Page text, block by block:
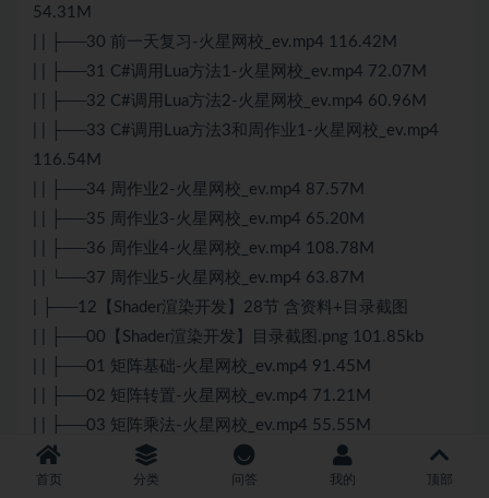
54.31M
| | ├──30 前一天复习-火星网校_ev.mp4 116.42M
| | ├──31 C#调用Lua方法1-火星网校_ev.mp4 72.07M
| | ├──32 C#调用Lua方法2-火星网校_ev.mp4 60.96M
| | ├──33 C#调用Lua方法3和周作业1-火星网校_ev.mp4
116.54M
| | ├──34 周作业2-火星网校_ev.mp4 87.57M
| | ├──35 周作业3-火星网校_ev.mp4 65.20M
| | ├──36 周作业4-火星网校_ev.mp4 108.78M
| | └──37 周作业5-火星网校_ev.mp4 63.87M
| ├──12【Shader渲染开发】28节 含资料+目录截图
| | ├──00【Shader渲染开发】目录截图.png 101.85kb
| | ├──01 矩阵基础-火星网校_ev.mp4 91.45M
| | ├──02 矩阵转置-火星网校_ev.mp4 71.21M
| | ├──03 矩阵乘法-火星网校_ev.mp4 55.55M
| | ├──04 行列式与逆矩阵-火星网校_ev.mp4 89.31M
| | ├──05 其次坐标变换-火星网校_ev.mp4 64.20M
首页 分类 问答 我的 顶部